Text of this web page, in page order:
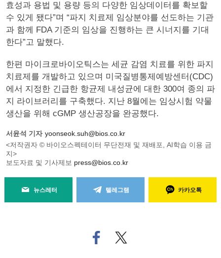
효성과 용법 및 용량 등의 다양한 임상데이터를 확보할
수 있게 됐다”며 “파지 치료제 임상분야를 선도하는 기관
과 함께 FDA 기준의 임상을 진행하는 큰 시너지를 기대
한다”고 말했다.
한편 마이크로바이오틱스는 세균 감염 치료를 위한 파지
치료제를 개발하고 있으며 미국질병통제예방센터(CDC)
에서 지정한 긴급한 항균제 내성균에 대한 300여 종의 파
지 라이브러리를 구축했다. 지난 8월에는 임상시험 약물
생산을 위해 cGMP 생산공장을 완공했다.
서윤석 기자 yoonseok.suh@bios.co.kr
<저작권자 © 바이오스펙테이터 무단전재 및 재배포, AI학습 이용 금
지>
보도자료 및 기사제보 press@bios.co.kr
뉴스레터 텔레그램 카카오톡
페
이
트위
터로